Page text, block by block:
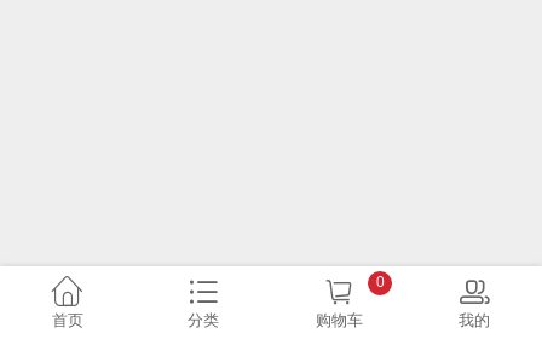
首页 分类 购物车
0
我的